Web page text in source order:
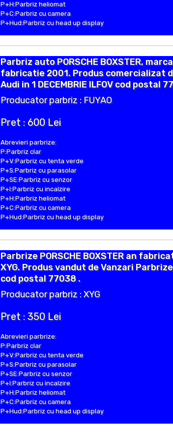
P+H:Parbriz heliomat
P+C:Parbriz cu camera
P+Hud:Parbriz cu head up display
Parbriz auto PORSCHE BOXSTER,
fabricatie 2001. Produs comercializat
Audi in 1 DECEMBRIE ILFOV cod postal
Producator parbriz : FUYAO
Pret : 600 Lei
Abrevieri parbrize:
P:Parbriz clar
P+V:Parbriz cu tenta verde
P+S:Parbriz cu parasolar
P+SE:Parbriz cu senzor
P+I:Parbriz cu incalzire
P+H:Parbriz heliomat
P+C:Parbriz cu camera
P+Hud:Parbriz cu head up display
Parbrize PORSCHE BOXSTER an
XYG. Produs vandut de Vanzari Parbrize
cod postal 77038 .
Producator parbriz : XYG
Pret : 350 Lei
Abrevieri parbrize:
P:Parbriz clar
P+V:Parbriz cu tenta verde
P+S:Parbriz cu parasolar
P+SE:Parbriz cu senzor
P+I:Parbriz cu incalzire
P+H:Parbriz heliomat
P+C:Parbriz cu camera
P+Hud:Parbriz cu head up display